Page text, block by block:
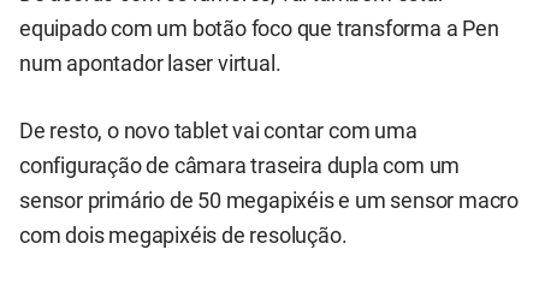
equipado com um botão foco que transforma a Pen
num apontador laser virtual.
De resto, o novo tablet vai contar com uma
configuração de câmara traseira dupla com um
sensor primário de 50 megapixéis e um sensor macro
com dois megapixéis de resolução.